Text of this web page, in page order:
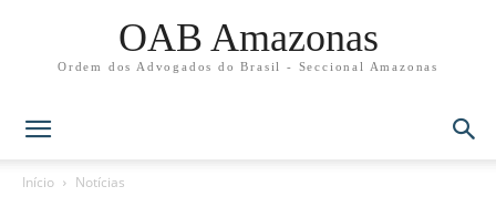
OAB Amazonas
Ordem dos Advogados do Brasil - Seccional Amazonas
Início Notícias